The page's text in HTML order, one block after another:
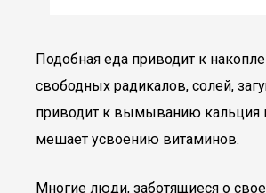
Подобная еда приводит к
свободных радикалов, солей,
приводит к вымыванию кальция
мешает усвоению витаминов.
Многие люди, заботящиеся о